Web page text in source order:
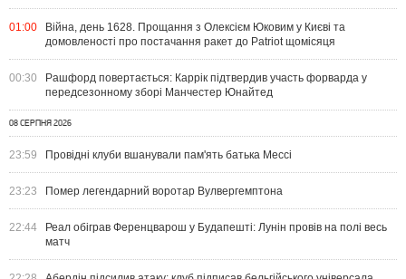
01:00
Війна, день 1628. Прощання з Олексієм Юковим у Києві та
домовленості про постачання ракет до Patriot щомісяця
00:30
Рашфорд повертається: Каррік підтвердив участь форварда у
передсезонному зборі Манчестер Юнайтед
08 СЕРПНЯ 2026
23:59 Провідні клуби вшанували пам'ять батька Мессі
23:23 Помер легендарний воротар Вулвергемптона
22:44
Реал обіграв Ференцварош у Будапешті: Лунін провів на полі весь
матч